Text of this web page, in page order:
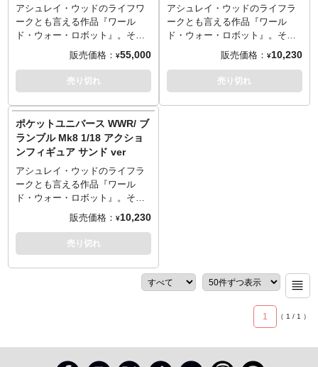
の機体」を演出します。
の機体」を演出します。
アシュレイ・ウッドのライフワ
ークとも言える作品『ワール
ド・ウォー・ロボット』。その
キャラクターを「ポケットユニ
バース」シリーズとして展開し
ているUnderverseに、今度は1/6
スケールの『WORLD WAR
は「NOM MASTER LUPIN」。
アシュレイ・ウッドがデザイン
した全身28個所可動のUVボディ
を素体として使用し、フェイク
ファーを使った防寒コートを着
用。頭部はその世界観をイメー
「OZWALDS BRAIN SURGEON
MK3」スナイパーライフル。各
所には意図的にウェザリングを
clothing including soft faux
leather boots with laces
販売価格： ¥55,000
売り切れ
アシュレイ・ウッドのライフラ
ークとも言える作品『ワール
ド・ウォー・ロボット』。その
中から「BRAMBLE MK8」を、
Underverseが「ポケットユニバ
ース」シリーズとしてアクショ
ンフィギュア化です。ABSと
販売価格： ¥10,230
売り切れ
ポケットユニバース WWR/ ブ
ランブル Mk8 1/18 アクショ
ンフィギュア サンド ver
アシュレイ・ウッドのライフラ
ークとも言える作品『ワール
ド・ウォー・ロボット』。その
中から「BRAMBLE MK8」を、
Underverseが「ポケットユニバ
ース」シリーズとしてアクショ
ンフィギュア化です。ABSと
ル、全身14個所に可動を設け、
ウェザリング追加で「歴戦の機
体」を演出します。アシュレ
販売価格： ¥10,230
売り切れ
1 （ 1 / 1 ）